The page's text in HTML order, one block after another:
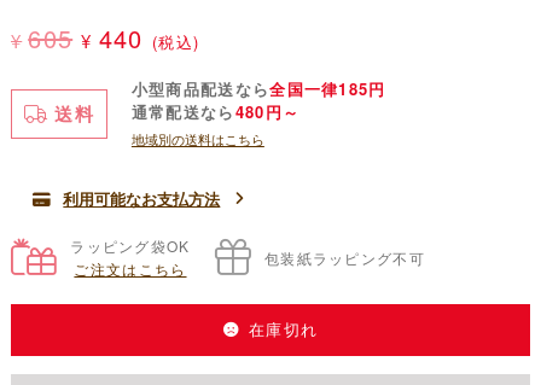
¥ 605 元
価
は
¥605
で
た。
¥ 440 現
在
の
格
は
¥440
す。
(税込)
送料
小型商品配送なら全国一律185円
通常配送なら480円～
地域別の送料はこちら
利用可能なお支払方法
ラッピング袋OK
ご注文はこちら
包装紙ラッピング不可
在庫切れ